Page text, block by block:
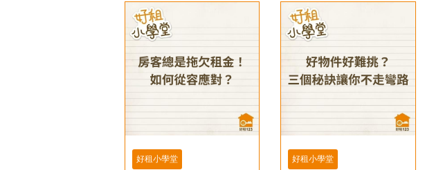
好租小學堂 好租小學堂